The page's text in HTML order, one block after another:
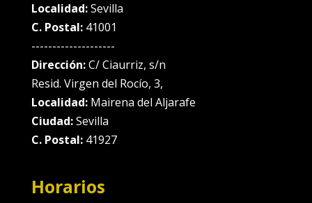
Localidad:Sevilla
C. Postal:41001
--------------------
Dirección:C/ Ciaurriz, s/n
Resid. Virgen del Rocío, 3,
Localidad:Mairena del Aljarafe
Ciudad:Sevilla
C. Postal:41927
Horarios